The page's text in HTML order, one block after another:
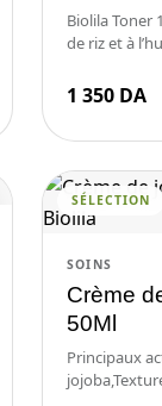
Biolila Toner
de riz et à
1 350 DA
SÉLECTION
SOINS
Crème
50Ml
Principaux